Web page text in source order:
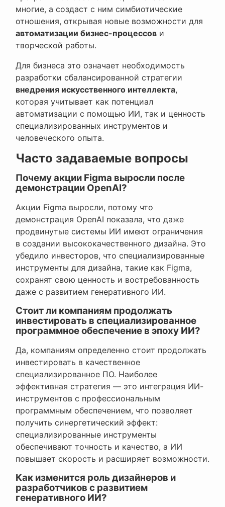
многие, а создаст с ним симбиотические
отношения, открывая новые возможности для
автоматизации бизнес-процессов и
творческой работы.
Для бизнеса это означает необходимость
разработки сбалансированной стратегии
внедрения искусственного интеллекта,
которая учитывает как потенциал
автоматизации с помощью ИИ, так и ценность
специализированных инструментов и
человеческого опыта.
Часто задаваемые вопросы
Почему акции Figma выросли после
демонстрации OpenAI?
Акции Figma выросли, потому что
демонстрация OpenAI показала, что даже
продвинутые системы ИИ имеют ограничения
в создании высококачественного дизайна. Это
убедило инвесторов, что специализированные
инструменты для дизайна, такие как Figma,
сохранят свою ценность и востребованность
даже с развитием генеративного ИИ.
Стоит ли компаниям продолжать
инвестировать в специализированное
программное обеспечение в эпоху ИИ?
Да, компаниям определенно стоит продолжать
инвестировать в качественное
специализированное ПО. Наиболее
эффективная стратегия — это интеграция ИИ-
инструментов с профессиональным
программным обеспечением, что позволяет
получить синергетический эффект:
специализированные инструменты
обеспечивают точность и качество, а ИИ
повышает скорость и расширяет возможности.
Как изменится роль дизайнеров и
разработчиков с развитием
генеративного ИИ?